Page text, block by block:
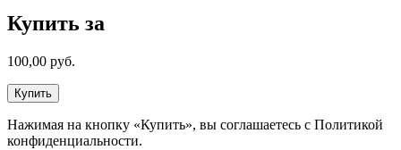
Купить за
100,00 руб.
Купить
Нажимая на кнопку «Купить», вы соглашаетесь с Политикой
конфиденциальности.